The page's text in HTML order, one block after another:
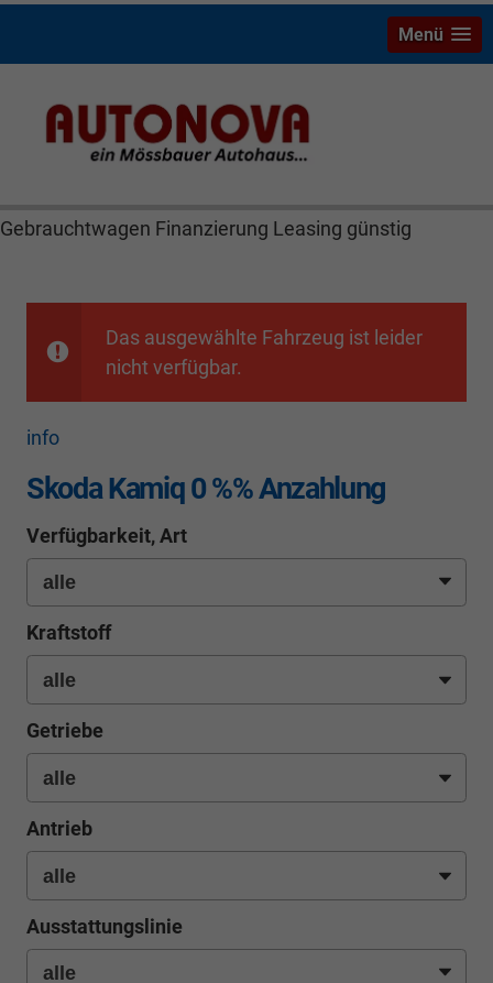
Skoda Kamiq Mössbauer Autonova Bayreuth Brucker
MGS Räthel Marktredwitz Wiesau Wunsiedel Hof
Gebrauchtwagen Finanzierung Leasing günstig
Menü
Das ausgewählte Fahrzeug ist leider
nicht verfügbar.
info
Skoda Kamiq 0 %% Anzahlung
Verfügbarkeit, Art
Kraftstoff
Getriebe
Antrieb
Ausstattungslinie